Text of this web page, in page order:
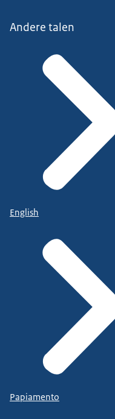
Andere talen
English
Papiamento